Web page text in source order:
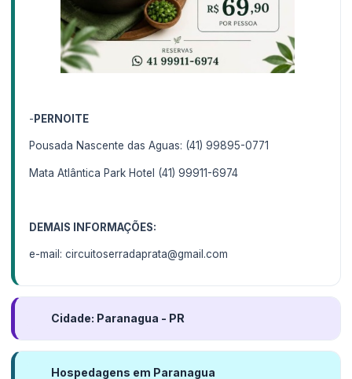
- PERNOITE
Pousada Nascente das Aguas: (41) 99895-0771
Mata Atlântica Park Hotel (41) 99911-6974
DEMAIS INFORMAÇÕES:
e-mail: circuitoserradaprata@gmail.com
Cidade: Paranagua - PR
Hospedagens em Paranagua